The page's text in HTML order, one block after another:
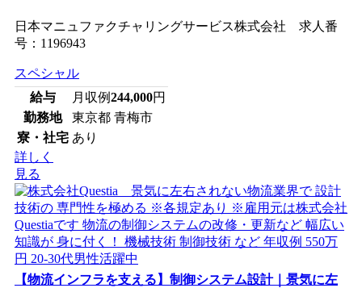
日本マニュファクチャリングサービス株式会社 求人番
号：1196943
スペシャル
給与
月収例244,000円
勤務地
東京都 青梅市
寮・社宅 あり
詳しく
見る
【物流インフラを支える】制御システム設計｜景気に左